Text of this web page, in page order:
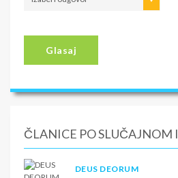
Glasaj
ČLANICE PO SLUČAJNOM
DEUS DEORUM